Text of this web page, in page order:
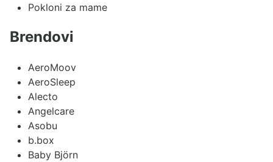
Pokloni za mame
Brendovi
AeroMoov
AeroSleep
Alecto
Angelcare
Asobu
b.box
Baby Björn